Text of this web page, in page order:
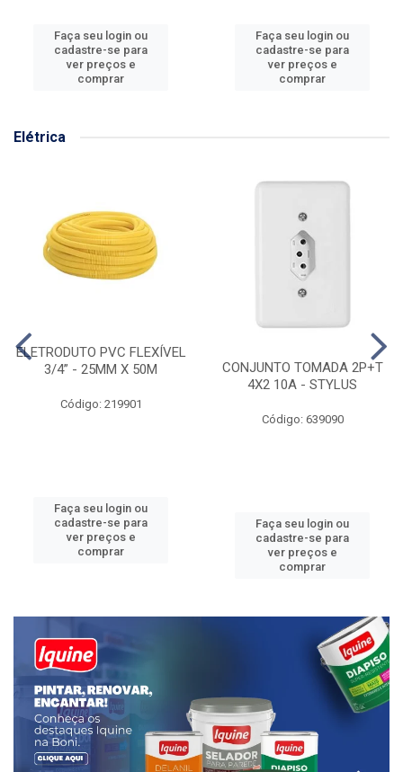
Faça seu login ou
cadastre-se para
ver preços e
comprar
Faça seu login ou
cadastre-se para
ver preços e
comprar
Elétrica
ELETRODUTO PVC FLEXÍVEL
3/4” - 25MM X 50M
Código: 219901
Faça seu login ou
cadastre-se para
ver preços e
comprar
CONJUNTO TOMADA 2P+T
4X2 10A - STYLUS
Código: 639090
Faça seu login ou
cadastre-se para
ver preços e
comprar